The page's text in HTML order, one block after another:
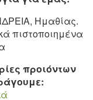
Ημαθίας.
πιστοποιημένα
προιόντων